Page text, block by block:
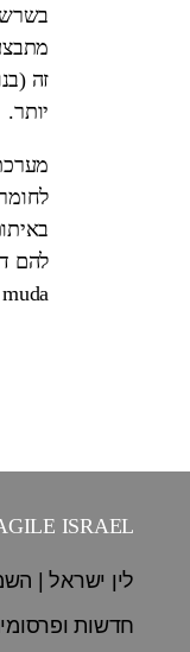
זה
יותר.
להם
muda בתהליך).
ISRAEL
לין ישראל |
חדשות